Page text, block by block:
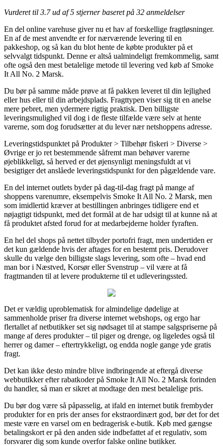
Vurderet til 3.7ud af 5 stjerner baseret på 32 anmeldelser
En del online varehuse giver nu et hav af forskellige fragtløsninger.
En af de mest anvendte er for nærværende levering til en
pakkeshop, og så kan du blot hente de købte produkter på et
selvvalgt tidspunkt. Denne er altså ualmindeligt fremkommelig, samt
ofte også den mest betalelige metode til levering ved køb af Smoke
It All No. 2 Marsk.
Du bør på samme måde prøve at få pakken leveret til din lejlighed
eller hus eller til din arbejdsplads. Fragttypen viser sig tit en anelse
mere pebret, men ydermere rigtig praktisk. Den billigste
leveringsmulighed vil dog i de fleste tilfælde være selv at hente
varerne, som dog forudsætter at du lever nær netshoppens adresse.
Leveringstidspunktet på Produkter > Tilbehør fiskeri > Diverse >
Øvrige er jo ret bestemmende såfremt man behøver varerne
øjeblikkeligt, så herved er det øjensynligt meningsfuldt at vi
besigtiger det anslåede leveringstidspunkt for den pågældende vare.
En del internet outlets byder på dag-til-dag fragt på mange af
shoppens varenumre, eksempelvis Smoke It All No. 2 Marsk, men
som imidlertid kræver at bestillingen anbringes tidligere end et
nøjagtigt tidspunkt, med det formål at de har udsigt til at kunne nå at
få produktet afsted forud for at medarbejderne holder fyraften.
En hel del shops på nettet tilbyder portofri fragt, men undertiden er
det kun gældende hvis der aftages for en bestemt pris. Derudover
skulle du vælge den billigste slags levering, som ofte – hvad end
man bor i Næstved, Korsør eller Svenstrup – vil være at få
fragtmanden til at levere produkterne til et udleveringssted.
Det er vældig uproblematisk for almindelige dødelige at
sammenholde priser fra diverse internet webshops, og ergo har
flertallet af netbutikker set sig nødsaget til at stampe salgspriserne på
mange af deres produkter – til piger og drenge, og ligeledes også til
herrer og damer – eftertrykkeligt, og endda nogle gange yde gratis
fragt.
Det kan ikke desto mindre blive indbringende at eftergå diverse
webbutikker efter rabatkoder på Smoke It All No. 2 Marsk forinden
du handler, så man er sikret at modtage den mest betalelige pris.
Du bør dog være så påpasselig, at ifald en internet butik frembyder
produkter for en pris der anses for ekstraordinært god, bør det for det
meste være en varsel om en bedragerisk e-butik. Køb med gængse
betalingskort er på den anden side indbefattet af et regulativ, som
forsvarer dig som kunde overfor falske online butikker.